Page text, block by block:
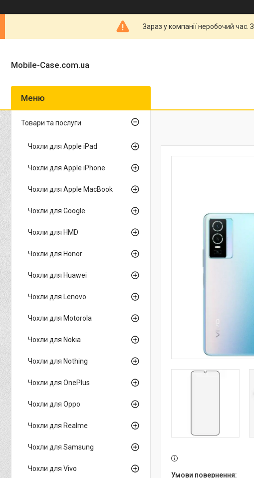
Зараз у компанії неробочий
Mobile-Case.com.ua
Товари та послуги
Чохли для Apple iPad
Чохли для Apple iPhone
Чохли для Apple MacBook
Чохли для Google
Чохли для HMD
Чохли для Honor
Чохли для Huawei
Чохли для Lenovo
Чохли для Motorola
Чохли для Nokia
Чохли для Nothing
Чохли для OnePlus
Чохли для Oppo
Чохли для Realme
Чохли для Samsung
Чохли для Vivo